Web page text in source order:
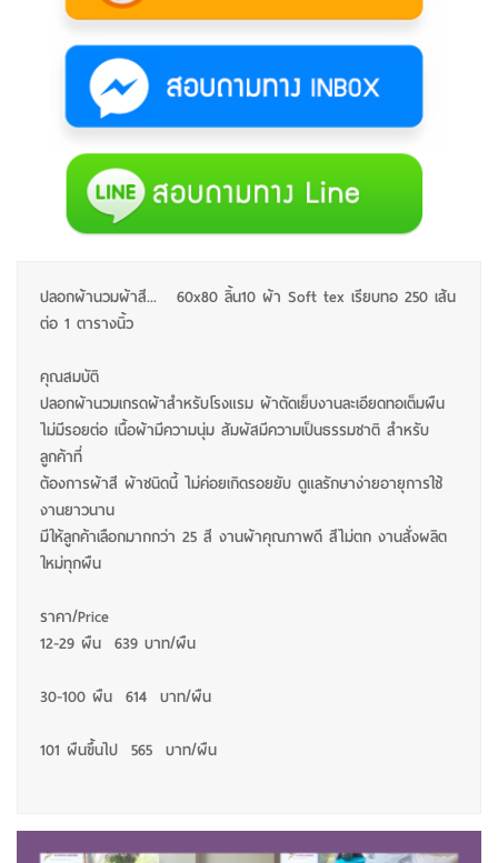
ปลอกผ้านวมผ้าสี... 60x80 ลิ้น10 ผ้า Soft tex เรียบทอ 250 เส้น
ต่อ 1 ตารางนิ้ว
คุณสมบัติ
ปลอกผ้านวมเกรดผ้าสำหรับโรงแรม ผ้าตัดเย็บงานละเอียดทอเต็มผืน
ไม่มีรอยต่อ เนื้อผ้ามีความนุ่ม สัมผัสมีความเป็นธรรมชาติ สำหรับ
ลูกค้าที่
ต้องการผ้าสี ผ้าชนิดนี้ ไม่ค่อยเกิดรอยยับ ดูแลรักษาง่ายอายุการใช้
งานยาวนาน
มีให้ลูกค้าเลือกมากกว่า 25 สี งานผ้าคุณภาพดี สีไม่ตก งานสั่งผลิต
ใหม่ทุกผืน
ราคา/Price
12-29 ผืน 639 บาท/ผืน
30-100 ผืน 614 บาท/ผืน
101 ผืนขึ้นไป 565 บาท/ผืน